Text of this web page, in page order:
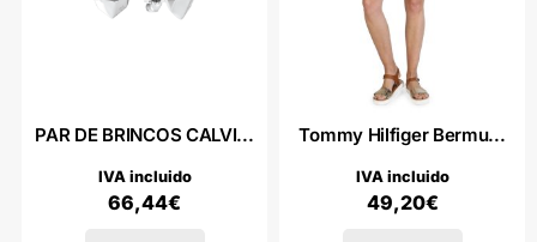
PAR DE BRINCOS CALVI...
66,44€
IVA incluido
Tommy Hilfiger Bermu...
49,20€
IVA incluido